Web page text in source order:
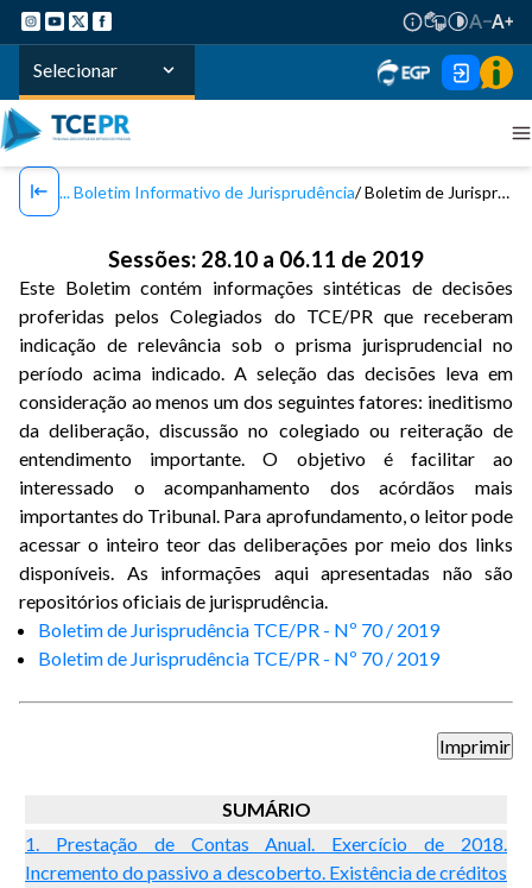
Selecionar
Boletim Informativo de Jurisprudência Boletim de Jurisprudência TCE/PR - Nº 70 / 2019
Sessões: 28.10 a 06.11 de 2019
Este Boletim contém informações sintéticas de decisões
proferidas pelos Colegiados do TCE/PR que receberam
indicação de relevância sob o prisma jurisprudencial no
período acima indicado. A seleção das decisões leva em
consideração ao menos um dos seguintes fatores: ineditismo
da deliberação, discussão no colegiado ou reiteração de
entendimento importante. O objetivo é facilitar ao
interessado o acompanhamento dos acórdãos mais
importantes do Tribunal. Para aprofundamento, o leitor pode
acessar o inteiro teor das deliberações por meio dos links
disponíveis. As informações aqui apresentadas não são
repositórios oficiais de jurisprudência.
Boletim de Jurisprudência TCE/PR - Nº 70 / 2019
Boletim de Jurisprudência TCE/PR - Nº 70 / 2019
SUMÁRIO
1. Prestação de Contas Anual. Exercício de 2018.
Incremento do passivo a descoberto. Existência de créditos